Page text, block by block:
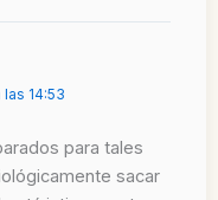
14:53
para tales
sacar